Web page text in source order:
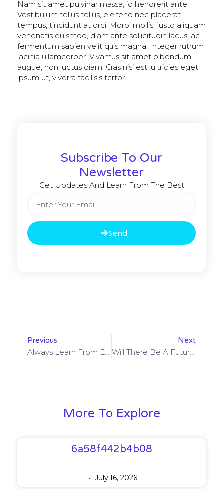
Nam sit amet pulvinar massa, id hendrerit ante.
Vestibulum tellus tellus, eleifend nec placerat
tempus, tincidunt at orci. Morbi mollis, justo aliquam
venenatis euismod, diam ante sollicitudin lacus, ac
fermentum sapien velit quis magna. Integer rutrum
lacinia ullamcorper. Vivamus sit amet bibendum
augue, non luctus diam. Cras nisi est, ultricies eget
ipsum ut, viverra facilisis tortor.
Subscribe To Our
Newsletter
Get Updates And Learn From The Best
Send
Previous
Always Learn From Experience And Past Mistakes
Next
Will There Be A Future Post-Facebook?
More To Explore
6a58f442b4b08
July 16, 2026